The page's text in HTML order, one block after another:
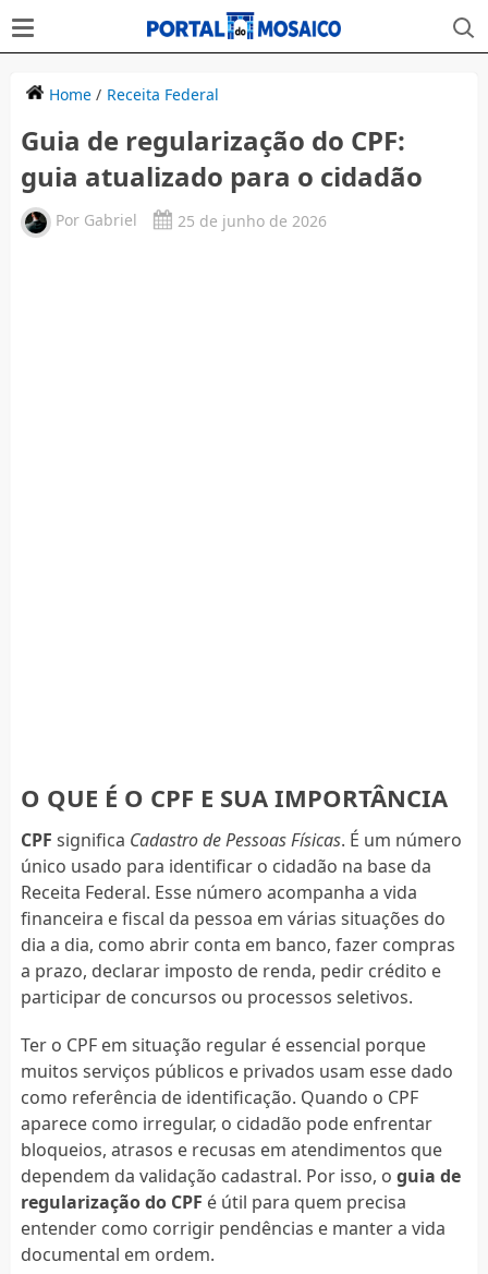
Home/ Receita Federal
Guia de regularização do CPF:
guia atualizado para o cidadão
Por Gabriel 25 de junho de 2026
O QUE É O CPF E SUA IMPORTÂNCIA
CPF significa Cadastro de Pessoas Físicas. É um número
único usado para identificar o cidadão na base da
Receita Federal. Esse número acompanha a vida
financeira e fiscal da pessoa em várias situações do
dia a dia, como abrir conta em banco, fazer compras
a prazo, declarar imposto de renda, pedir crédito e
participar de concursos ou processos seletivos.
Ter o CPF em situação regular é essencial porque
muitos serviços públicos e privados usam esse dado
como referência de identificação. Quando o CPF
aparece como irregular, o cidadão pode enfrentar
bloqueios, atrasos e recusas em atendimentos que
dependem da validação cadastral. Por isso, o guia de
regularização do CPF é útil para quem precisa
entender como corrigir pendências e manter a vida
documental em ordem.